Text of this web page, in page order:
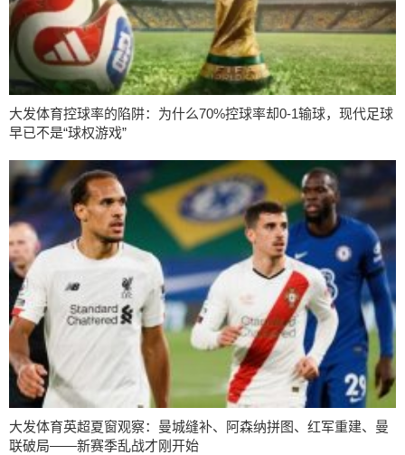
大发体育控球率的陷阱：为什么70%控球率却0-1输球，现代足球
早已不是“球权游戏”
大发体育英超夏窗观察：曼城缝补、阿森纳拼图、红军重建、曼
联破局——新赛季乱战才刚开始